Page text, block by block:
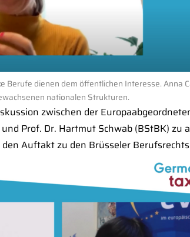
Berufe dienen dem öffentlichen Interesse. Anna
nationalen Strukturen.
zwischen der
Prof. Dr. Hartmut Schwab (BStBK) zu
Auftakt zu den Brüsseler